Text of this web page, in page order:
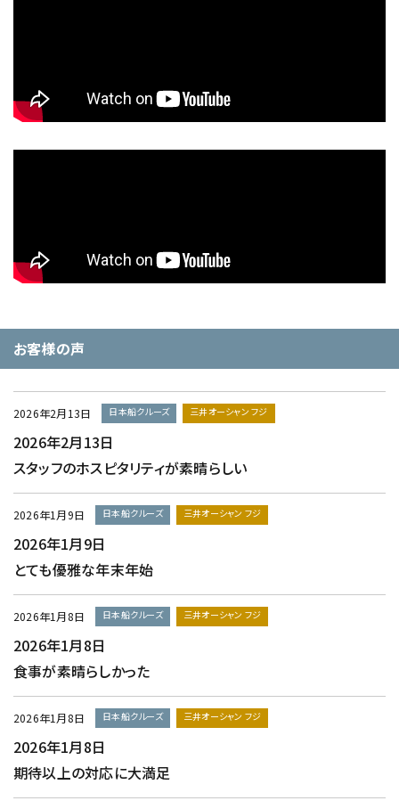
お客様の声
2026年2月13日 日本船クルーズ 三井オーシャン フジ
2026年2月13日
スタッフのホスピタリティが素晴らしい
2026年1月9日 日本船クルーズ 三井オーシャン フジ
2026年1月9日
とても優雅な年末年始
2026年1月8日 日本船クルーズ 三井オーシャン フジ
2026年1月8日
食事が素晴らしかった
2026年1月8日 日本船クルーズ 三井オーシャン フジ
2026年1月8日
期待以上の対応に大満足